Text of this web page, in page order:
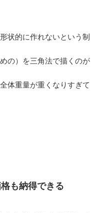
状的に作れないという制
の）を三角法で描くのが
体重量が重くなりすぎて
も納得できる